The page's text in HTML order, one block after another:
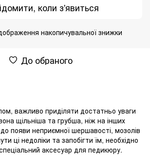
коли з'явиться
накопичувальної знижки
До обраного
важливо приділяти достатньо уваги
щільніша та грубша, ніж на інших
появи неприємної шершавості, мозолів
ці недоліки та запобігти їм, необхідно
аксесуар для педикюру.